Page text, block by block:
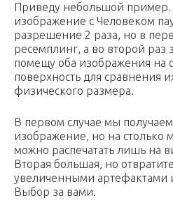
Приведу небольшой пример.
изображение с Человеком
разрешение 2 раза, но в
ресемплинг, а во второй раз
помещу оба изображения на
поверхность для сравнения
физического размера.
В первом случае мы
изображение, но на столько
можно распечатать лишь на
Вторая большая, но
увеличенными
Выбор за вами.